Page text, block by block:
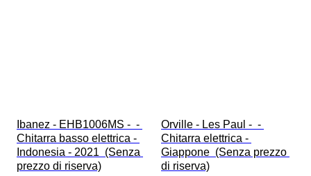
Ibanez - EHB1006MS -  -
Chitarra basso elettrica -
Indonesia - 2021  (Senza
prezzo di riserva)
Orville - Les Paul -  -
Chitarra elettrica -
Giappone  (Senza prezzo
di riserva)